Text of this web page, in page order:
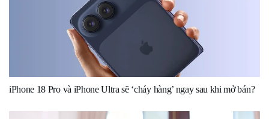
iPhone 18 Pro và iPhone Ultra sẽ ‘cháy hàng’ ngay sau khi mở bán?